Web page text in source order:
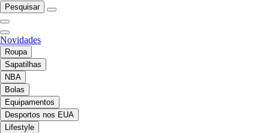
Pesquisar
Novidades
Roupa
Sapatilhas
NBA
Bolas
Equipamentos
Desportos nos EUA
Lifestyle